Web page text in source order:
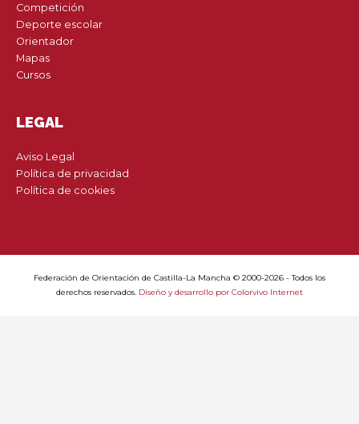
Competición
Deporte escolar
Orientador
Mapas
Cursos
LEGAL
Aviso Legal
Política de privacidad
Política de cookies
Federación de Orientación de Castilla-La Mancha © 2000-2026 - Todos los
derechos reservados. Diseño y desarrollo por Colorvivo Internet